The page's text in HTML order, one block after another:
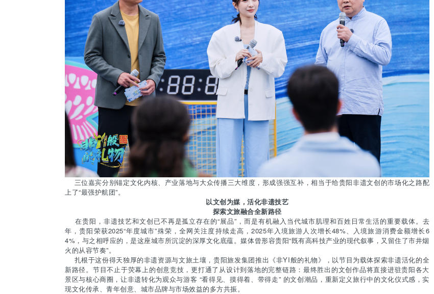
三位嘉宾分别锚定文化内核、产业落地与大众传播三大维度，形成强强互补，相当于给贵阳非遗文创的市场化之路配
上了“最强护航团”。
以文创为媒，活化非遗技艺
探索文旅融合全新路径
在贵阳，非遗技艺和文创已不再是孤立存在的“展品”，而是有机融入当代城市肌理和百姓日常生活的重要载体。去
年，贵阳荣获2025“年度城市”殊荣，全网关注度持续走高，2025年入境旅游人次增长48%、入境旅游消费金额增长6
4%，与之相呼应的，是这座城市所沉淀的深厚文化底蕴。媒体曾形容贵阳“既有高科技产业的现代叙事，又留住了市井烟
火的从容节奏”。
扎根于这份得天独厚的非遗资源与文旅土壤，贵阳旅发集团推出《非YI般的礼物》，以节目为载体探索非遗活化的全
新路径。节目不止于荧幕上的创意竞技，更打通了从设计到落地的完整链路：最终胜出的文创作品将直接进驻贵阳各大
景区与核心商圈，让非遗转化为观众与游客 “看得见、摸得着、带得走” 的文创潮品，重新定义旅行中的文化仪式感，实
现文化传承、青年创意、城市品牌与市场效益的多方共振。